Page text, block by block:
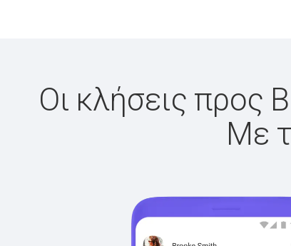
Οι κλήσεις προς
Με